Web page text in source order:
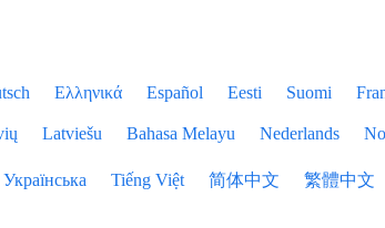
Ελληνικά Español Eesti Suomi
Latviešu Bahasa Melayu Nederlands
Українська Tiếng Việt 简体中文 繁體中文